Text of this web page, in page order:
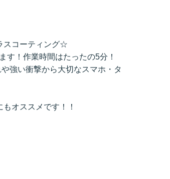
スコーティング☆
す！作業時間はたったの5分！
強い衝撃から大切なスマホ・タ
オススメです！！